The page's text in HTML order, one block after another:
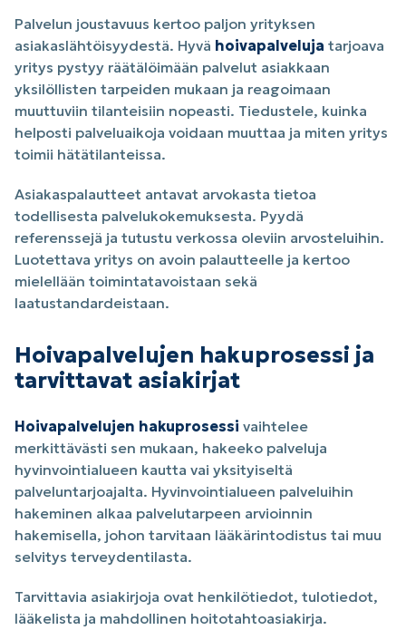
Palvelun joustavuus kertoo paljon yrityksen
asiakaslähtöisyydestä. Hyvä hoivapalveluja tarjoava
yritys pystyy räätälöimään palvelut asiakkaan
yksilöllisten tarpeiden mukaan ja reagoimaan
muuttuviin tilanteisiin nopeasti. Tiedustele, kuinka
helposti palveluaikoja voidaan muuttaa ja miten yritys
toimii hätätilanteissa.
Asiakaspalautteet antavat arvokasta tietoa
todellisesta palvelukokemuksesta. Pyydä
referenssejä ja tutustu verkossa oleviin arvosteluihin.
Luotettava yritys on avoin palautteelle ja kertoo
mielellään toimintatavoistaan sekä
laatustandardeistaan.
Hoivapalvelujen hakuprosessi ja
tarvittavat asiakirjat
Hoivapalvelujen hakuprosessi vaihtelee
merkittävästi sen mukaan, hakeeko palveluja
hyvinvointialueen kautta vai yksityiseltä
palveluntarjoajalta. Hyvinvointialueen palveluihin
hakeminen alkaa palvelutarpeen arvioinnin
hakemisella, johon tarvitaan lääkärintodistus tai muu
selvitys terveydentilasta.
Tarvittavia asiakirjoja ovat henkilötiedot, tulotiedot,
lääkelista ja mahdollinen hoitotahtoasiakirja.